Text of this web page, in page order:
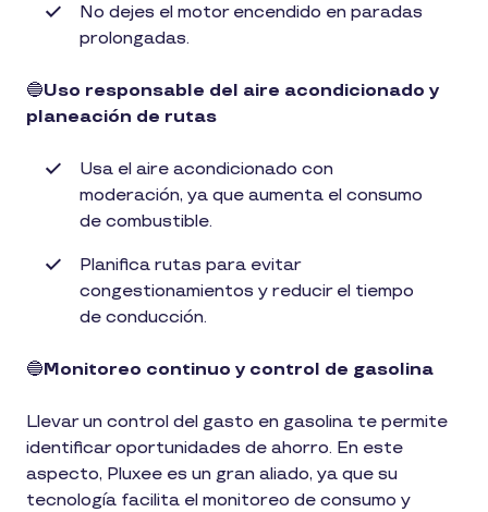
No dejes el motor encendido en paradas
prolongadas.
🔵Uso responsable del aire acondicionado y
planeación de rutas
Usa el aire acondicionado con
moderación, ya que aumenta el consumo
de combustible.
Planifica rutas para evitar
congestionamientos y reducir el tiempo
de conducción.
🔵Monitoreo continuo y control de gasolina
Llevar un control del gasto en gasolina te permite
identificar oportunidades de ahorro. En este
aspecto, Pluxee es un gran aliado, ya que su
tecnología facilita el monitoreo de consumo y